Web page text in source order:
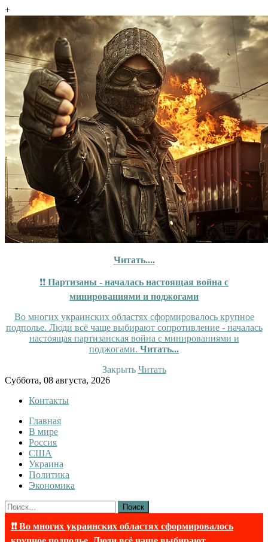
+
Читать....
❗❗ Партизаны - началась настоящая война с
минированиями и поджогами
Во многих украинских областях сформировалось крупное
подполье. Люди всё чаще выбирают сопротивление - началась
настоящая партизанская война с минированиями и
поджогами. Читать...
Закрыть Читать
Skip
content
Суббота, 08 августа, 2026
Контакты
InfoRuss
InfoRuss — Новости
Главная
В мире
Россия
США
Украина
Политика
Экономика
Найти:
❗❗ Во многих украинских областях сформировалось